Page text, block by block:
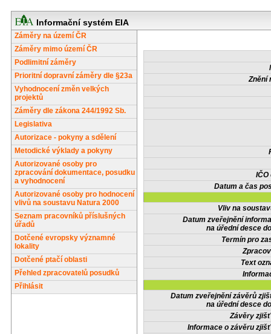
Informační systém EIA
Záměry na území ČR
Záměry mimo území ČR
Podlimitní záměry
Prioritní dopravní záměry dle §23a
Vyhodnocení změn velkých
projektů
Záměry dle zákona 244/1992 Sb.
Legislativa
Autorizace - pokyny a sdělení
Metodické výklady a pokyny
Autorizované osoby pro
zpracování dokumentace, posudku
a vyhodnocení
Autorizované osoby pro hodnocení
vlivů na soustavu Natura 2000
Seznam pracovníků příslušných
úřadů
Dotčené evropsky významné
lokality
Dotčené ptačí oblasti
Přehled zpracovatelů posudků
Přihlásit
Znění
IČO
Datum a čas
Vliv na
Datum zveřejnění
na úřední desce
Termín pro
Text
Datum zveřejnění závěrů
na úřední desce
Závěry
Informace o závěru